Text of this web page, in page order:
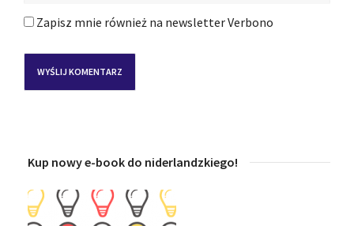
Zapisz mnie również na newsletter Verbono
Kup nowy e-book do niderlandzkiego!